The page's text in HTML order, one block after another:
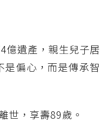
億遺產，親生兒子居
偏心，而是傳承智
世，享壽89歲。